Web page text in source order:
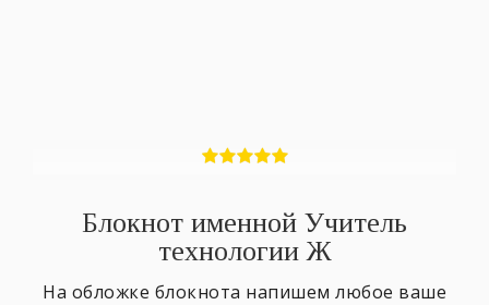
Блокнот именной Учитель
технологии Ж
На обложке блокнота напишем любое ваше